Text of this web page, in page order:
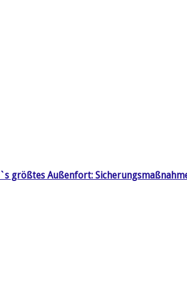
größtes Außenfort: